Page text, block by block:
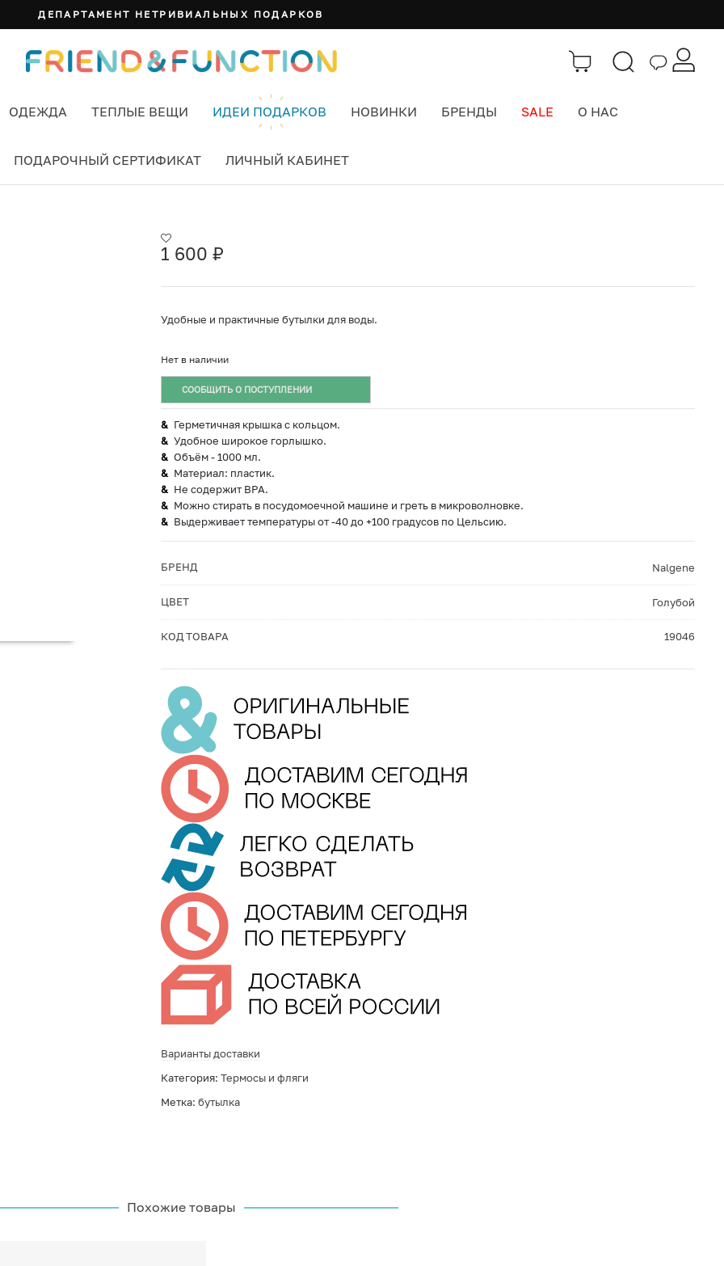
ДЕПАРТАМЕНТ НЕТРИВИАЛЬНЫХ ПОДАРКОВ
ОДЕЖДА ТЕПЛЫЕ ВЕЩИ ИДЕИ ПОДАРКОВ НОВИНКИ БРЕНДЫ SALE О НАС
ПОДАРОЧНЫЙ СЕРТИФИКАТ ЛИЧНЫЙ КАБИНЕТ
1 600 ₽
Удобные и практичные бутылки для воды.
Нет в наличии
СООБЩИТЬ О ПОСТУПЛЕНИИ
Герметичная крышка с кольцом.
Удобное широкое горлышко.
Объём - 1000 мл.
Материал: пластик.
Не содержит BPA.
Можно стирать в посудомоечной машине и греть в микроволновке.
Выдерживает температуры от -40 до +100 градусов по Цельсию.
БРЕНД Nalgene
ЦВЕТ Голубой
КОД ТОВАРА 19046
Варианты доставки
Категория: Термосы и фляги
Метка: бутылка
Похожие товары